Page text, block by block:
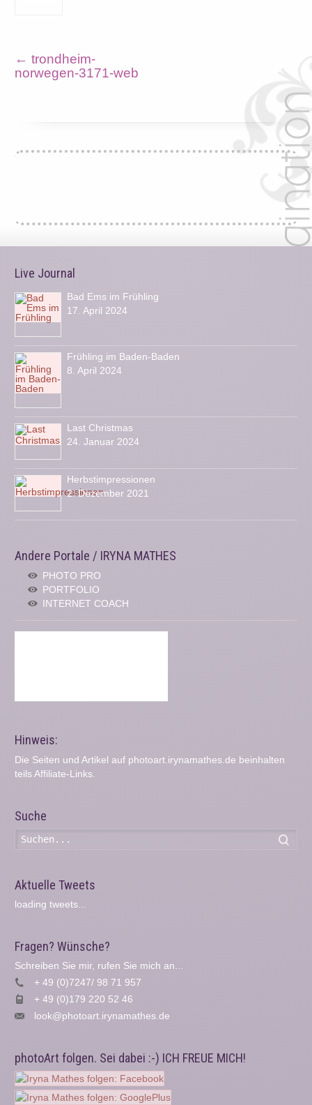
← trondheim-
norwegen-3171-web
Live Journal
Bad Ems im Frühling
17. April 2024
Frühling im Baden-Baden
8. April 2024
Last Christmas
24. Januar 2024
Herbstimpressionen
2. Dezember 2021
Andere Portale / IRYNA MATHES
PHOTO PRO
PORTFOLIO
INTERNET COACH
Hinweis:
Die Seiten und Artikel auf photoart.irynamathes.de beinhalten
teils Affiliate-Links.
Suche
Aktuelle Tweets
loading tweets...
Fragen? Wünsche?
Schreiben Sie mir, rufen Sie mich an...
+ 49 (0)7247/ 98 71 957
+ 49 (0)179 220 52 46
look@photoart.irynamathes.de
photoArt folgen. Sei dabei :-) ICH FREUE MICH!